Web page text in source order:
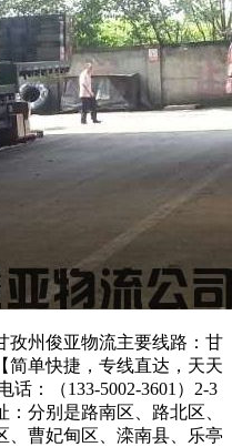
孜州俊亚物流主要线路：甘
简单快捷，专线直达，天天
话：（133-5002-3601）2-3
分别是路南区、路北区、
、曹妃甸区、滦南县、乐亭